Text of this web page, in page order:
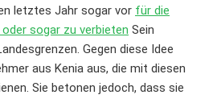
letztes Jahr sogar vor für die
sogar zu verbieten Sein
Gegen diese Idee
aus Kenia aus, die mit diesen
Sie betonen jedoch, dass sie